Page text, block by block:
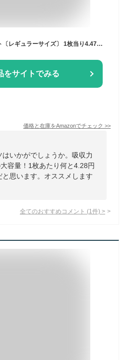
ペットシーツ・トイレシート〔レギュラーサイズ〕 1枚当り4.47円がさらに4.28円！！枚数変わらず800枚（200枚×4個）約35枚分もお得♪【トイレ用品】【オシッコ】【使い捨て】【業務用】
をサイトでみる
価格と在庫をAmazonでチェック >>
いかがでしょうか。吸収力
容量！1枚あたり何と4.28円
思います。オススメします
全てのおすすめコメント (1 件) >